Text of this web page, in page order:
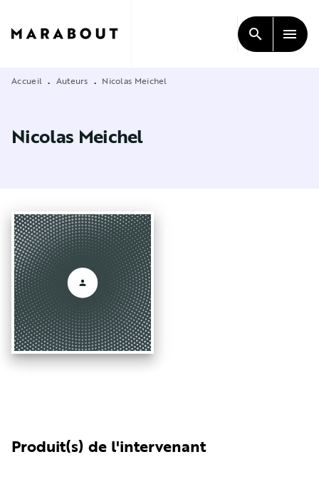
CONTENU
search menu
Accueil • Auteurs • Nicolas Meichel
Nicolas Meichel
Produit(s) de l'intervenant